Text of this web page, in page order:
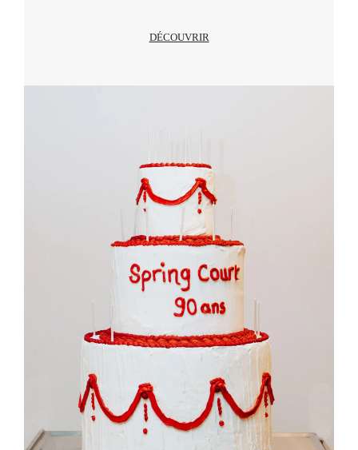
PAIEMENTS SÉCURISÉS
Visa, Mastercard, Amex, Paypal, Alma, Apple Pay,
Google Pay
LIVRAISON OFFERTE
En France métropolitaine à partir de 100€ d’achat
SERVICE CLIENT
Une équipe dédiée à votre écoute, disponible par
contact@springcourt.com